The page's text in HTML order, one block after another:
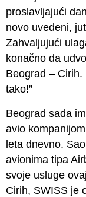
proslavljajući
novo uvedeni,
Zahvaljujući
konačno da
Beograd –
tako!”
Beograd sada
avio
leta dnevno.
avionima tipa
svoje usluge
Cirih, SWISS je